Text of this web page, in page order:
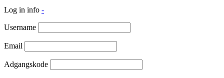
Log in info -
Username
Email
Adgangskode